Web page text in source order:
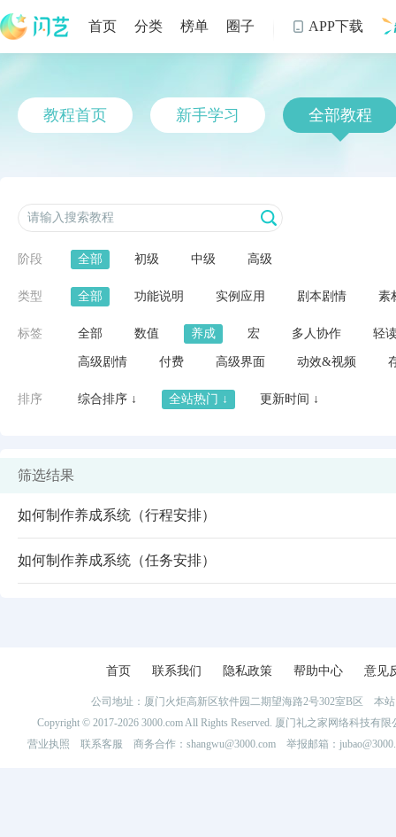
首页 分类 榜单 圈子  APP下载
教程首页 新手学习 全部教程
阶段 全部 初级 中级 高级
类型 全部 功能说明 实例应用 剧本剧情 素
标签 全部 数值 养成 宏 多人协作 轻
高级剧情 付费 高级界面 动效&视频
排序 综合排序 ↓ 全站热门 ↓ 更新时间 ↓
筛选结果
如何制作养成系统（行程安排）
如何制作养成系统（任务安排）
首页 联系我们 隐私政策 帮助中心 意见
公司地址：厦门火炬高新区软件园二期望海路2号302室B区 本
Copyright © 2017-2026 3000.com All Rights Reserved. 厦门礼之家网络科技
营业执照
联系客服 商务合作：shangwu@3000.com 举报邮箱：